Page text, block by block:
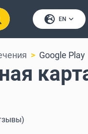
EN
Google Play
)